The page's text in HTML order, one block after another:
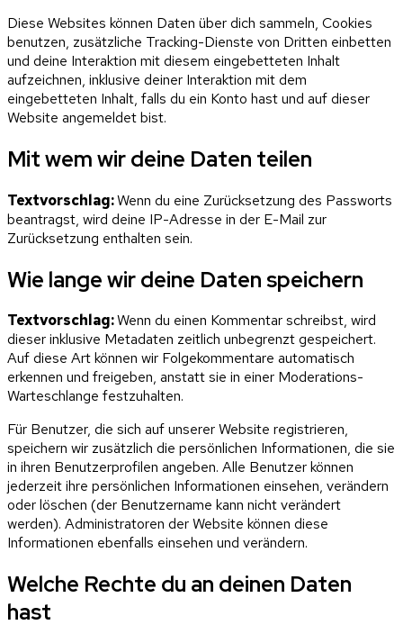
Diese Websites können Daten über dich sammeln, Cookies
benutzen, zusätzliche Tracking-Dienste von Dritten einbetten
und deine Interaktion mit diesem eingebetteten Inhalt
aufzeichnen, inklusive deiner Interaktion mit dem
eingebetteten Inhalt, falls du ein Konto hast und auf dieser
Website angemeldet bist.
Mit wem wir deine Daten teilen
Textvorschlag:Wenn du eine Zurücksetzung des Passworts
beantragst, wird deine IP-Adresse in der E-Mail zur
Zurücksetzung enthalten sein.
Wie lange wir deine Daten speichern
Textvorschlag:Wenn du einen Kommentar schreibst, wird
dieser inklusive Metadaten zeitlich unbegrenzt gespeichert.
Auf diese Art können wir Folgekommentare automatisch
erkennen und freigeben, anstatt sie in einer Moderations-
Warteschlange festzuhalten.
Für Benutzer, die sich auf unserer Website registrieren,
speichern wir zusätzlich die persönlichen Informationen, die sie
in ihren Benutzerprofilen angeben. Alle Benutzer können
jederzeit ihre persönlichen Informationen einsehen, verändern
oder löschen (der Benutzername kann nicht verändert
werden). Administratoren der Website können diese
Informationen ebenfalls einsehen und verändern.
Welche Rechte du an deinen Daten
hast